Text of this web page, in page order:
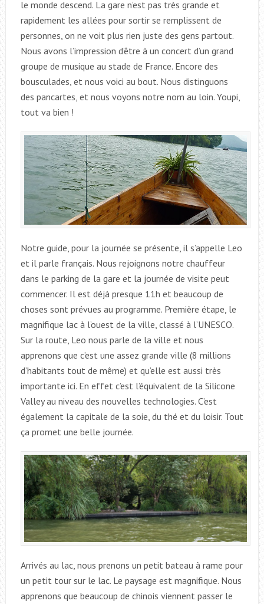
le monde descend. La gare n’est pas très grande et
rapidement les allées pour sortir se remplissent de
personnes, on ne voit plus rien juste des gens partout.
Nous avons l’impression d’être à un concert d’un grand
groupe de musique au stade de France. Encore des
bousculades, et nous voici au bout. Nous distinguons
des pancartes, et nous voyons notre nom au loin. Youpi,
tout va bien !
Notre guide, pour la journée se présente, il s’appelle Leo
et il parle français. Nous rejoignons notre chauffeur
dans le parking de la gare et la journée de visite peut
commencer. Il est déjà presque 11h et beaucoup de
choses sont prévues au programme. Première étape, le
magnifique lac à l’ouest de la ville, classé à l’UNESCO.
Sur la route, Leo nous parle de la ville et nous
apprenons que c’est une assez grande ville (8 millions
d’habitants tout de même) et qu’elle est aussi très
importante ici. En effet c’est l’équivalent de la Silicone
Valley au niveau des nouvelles technologies. C’est
également la capitale de la soie, du thé et du loisir. Tout
ça promet une belle journée.
Arrivés au lac, nous prenons un petit bateau à rame pour
un petit tour sur le lac. Le paysage est magnifique. Nous
apprenons que beaucoup de chinois viennent passer le